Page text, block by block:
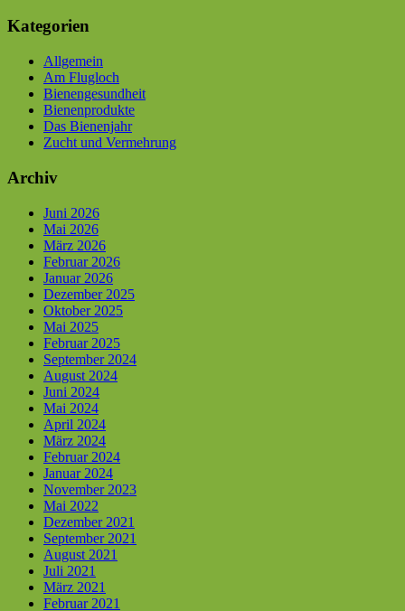
Kategorien
Allgemein
Am Flugloch
Bienengesundheit
Bienenprodukte
Das Bienenjahr
Zucht und Vermehrung
Archiv
Juni 2026
Mai 2026
März 2026
Februar 2026
Januar 2026
Dezember 2025
Oktober 2025
Mai 2025
Februar 2025
September 2024
August 2024
Juni 2024
Mai 2024
April 2024
März 2024
Februar 2024
Januar 2024
November 2023
Mai 2022
Dezember 2021
September 2021
August 2021
Juli 2021
März 2021
Februar 2021